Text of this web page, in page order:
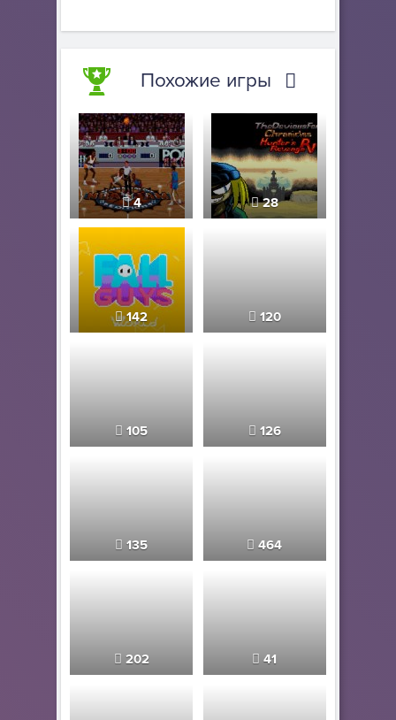
Похожие игры
4 28
142 120
105 126
135 464
202 41